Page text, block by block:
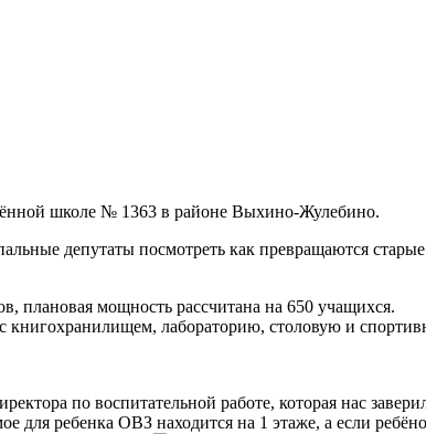
школе № 1363 в районе Выхино-Жулебино.
депутаты посмотреть как превращаются
плановая мощность рассчитана на 650 учащихся.
лабораторию, столовую и
по воспитательной работе, которая нас
ребенка ОВЗ находится на 1 этаже, а если